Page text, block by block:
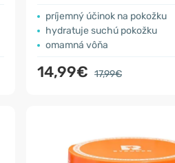
príjemný účinok na pokožku
hydratuje suchú pokožku
omamná vôňa
14,99€ 17,99€